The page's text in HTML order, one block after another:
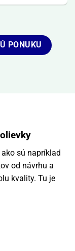
PONUKU
sú napríklad
od návrhu a
kvality. Tu je